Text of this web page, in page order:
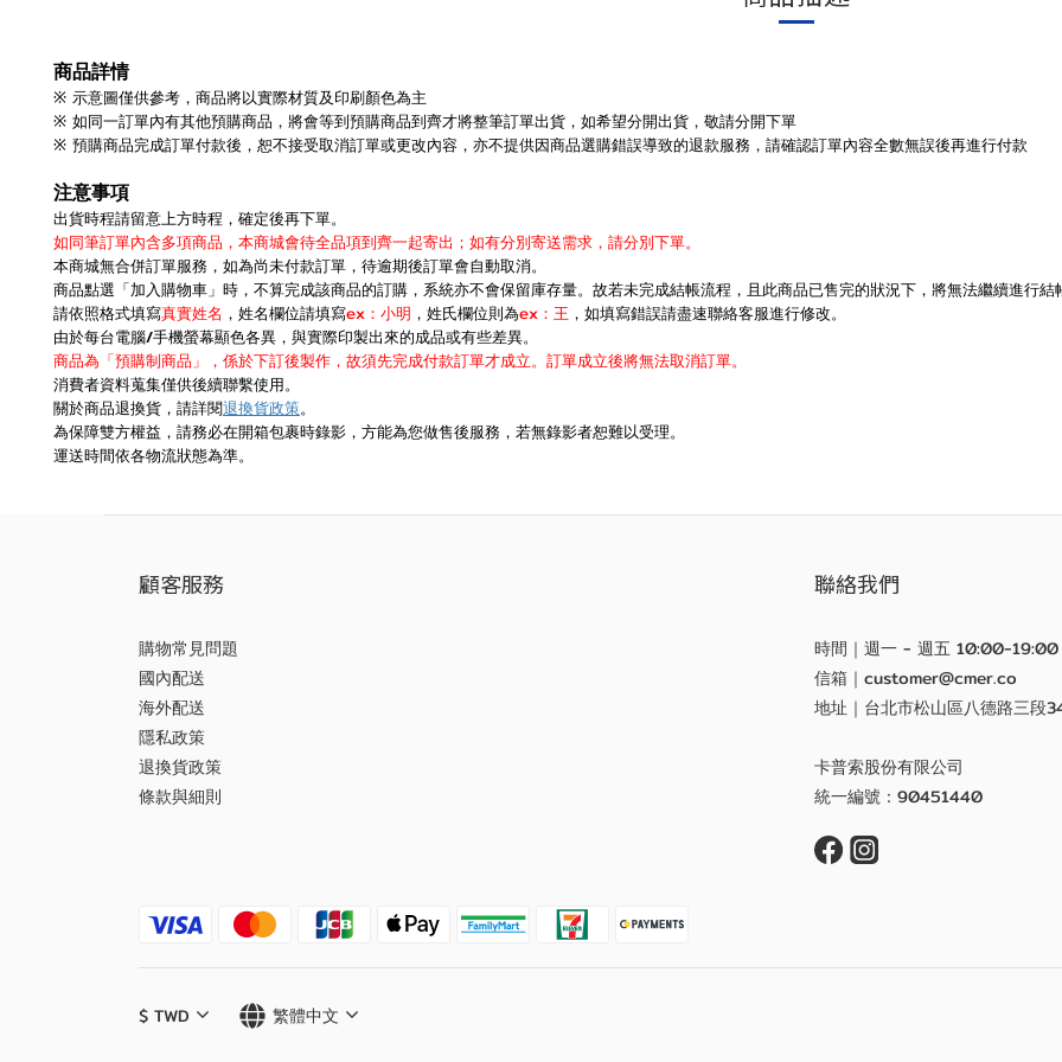
商品詳情
※ 示意圖僅供參考，商品將以實際材質及印刷顏色為主
※ 如同一訂單內有其他預購商品，將會等到預購商品到齊才將整筆訂單出貨，如希望分開出貨，敬請分開下單
※ 預購商品完成訂單付款後，恕不接受取消訂單或更改內容，亦不提供因商品選購錯誤導致的退款服務，請確認訂單內容全數無誤後再進行付款
注意事項
出貨時程請留意上方時程，確定後再下單。
如同筆訂單內含多項商品，本商城會待全品項到齊一起寄出；如有分別寄送需求，請分別下單。
本商城無合併訂單服務，如為尚未付款訂單，待逾期後訂單會自動取消。
商品點選「加入購物車」時，不算完成該商品的訂購，系統亦不會保留庫存量。故若未完成結帳流程，且此商品已售完的狀況下，將無法繼續進行結
請依照格式填寫真實姓名 ，姓名欄位請填寫ex：小明 ，姓氏欄位則為ex：王 ，如填寫錯誤請盡速聯絡客服進行修改。
由於每台電腦/手機螢幕顯色各異，與實際印製出來的成品或有些差異。
商品為「預購制商品」，係於下訂後製作，故須先完成付款訂單才成立。訂單成立後將無法取消訂單。
消費者資料蒐集僅供後續聯繫使用。
關於商品退換貨，請詳閱退換貨政策。
為保障雙方權益，請務必在開箱包裹時錄影，方能為您做售後服務，若無錄影者恕難以受理。
運送時間依各物流狀態為準。
顧客服務
購物常見問題
國內配送
海外配送
隱私政策
退換貨政策
條款與細則
聯絡我們
時間｜週一 - 週五 10:00-19:00
信箱｜customer@cmer.co
地址｜台北市松山區八德路三段
卡普索股份有限公司
統一編號：90451440
$ TWD 繁體中文